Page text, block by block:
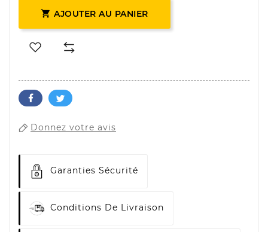
 AJOUTER AU PANIER
Donnez votre avis
Garanties Sécurité
Conditions De Livraison